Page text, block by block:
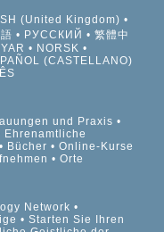
(United Kingdom)
РУССКИЙ
繁體中
NORSK
(CASTELLANO)
und Praxis
Ehrenamtliche
Bücher
Online-Kurse
Orte
Network
Starten Sie Ihren